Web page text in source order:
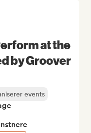
at the
by Groover
events